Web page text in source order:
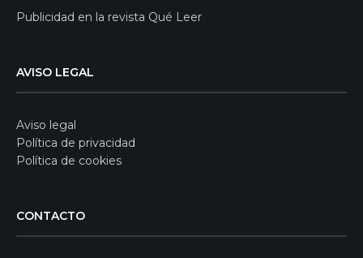
Publicidad en la revista Qué Leer
AVISO LEGAL
Aviso legal
Política de privacidad
Política de cookies
CONTACTO